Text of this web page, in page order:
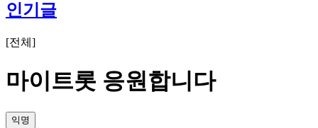
인기글
[전체 ]
마이트롯 응원합니다
익명